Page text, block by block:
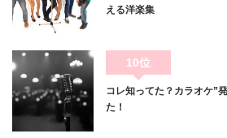
える洋楽集
10位
コレ知ってた？カラオケ”
た！